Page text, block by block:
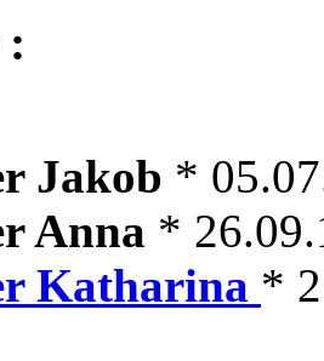
Jakob *
Anna *
Katharina *